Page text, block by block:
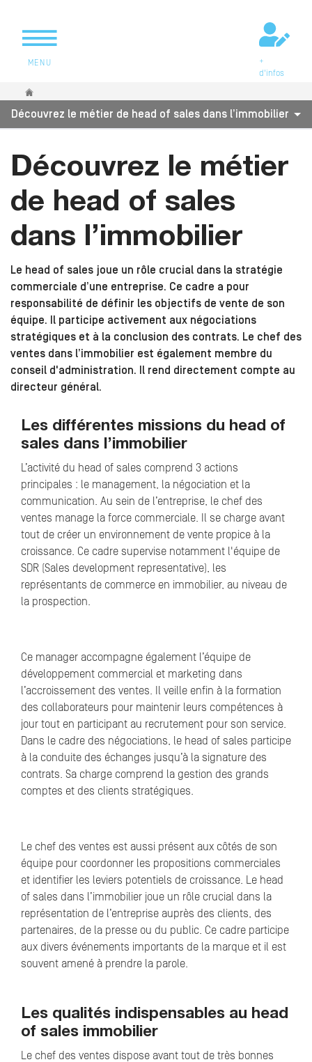
MENU
+
d'infos
Vous êtes ici
Découvrez le métier de head of sales dans l’immobilier
Découvrez le métier
de head of sales
dans l’immobilier
Le head of sales joue un rôle crucial dans la stratégie
commerciale d’une entreprise. Ce cadre a pour
responsabilité de définir les objectifs de vente de son
équipe. Il participe activement aux négociations
stratégiques et à la conclusion des contrats. Le chef des
ventes dans l’immobilier est également membre du
conseil d'administration. Il rend directement compte au
directeur général.
Les différentes missions du head of
sales dans l’immobilier
L’activité du head of sales comprend 3 actions
principales : le management, la négociation et la
communication. Au sein de l’entreprise, le chef des
ventes manage la force commerciale. Il se charge avant
tout de créer un environnement de vente propice à la
croissance. Ce cadre supervise notamment l'équipe de
SDR (Sales development representative), les
représentants de commerce en immobilier, au niveau de
la prospection.
Ce manager accompagne également l’équipe de
développement commercial et marketing dans
l’accroissement des ventes. Il veille enfin à la formation
des collaborateurs pour maintenir leurs compétences à
jour tout en participant au recrutement pour son service.
Dans le cadre des négociations, le head of sales participe
à la conduite des échanges jusqu’à la signature des
contrats. Sa charge comprend la gestion des grands
comptes et des clients stratégiques.
Le chef des ventes est aussi présent aux côtés de son
équipe pour coordonner les propositions commerciales
et identifier les leviers potentiels de croissance. Le head
of sales dans l’immobilier joue un rôle crucial dans la
représentation de l’entreprise auprès des clients, des
partenaires, de la presse ou du public. Ce cadre participe
aux divers événements importants de la marque et il est
souvent amené à prendre la parole.
Les qualités indispensables au head
of sales immobilier
Le chef des ventes dispose avant tout de très bonnes